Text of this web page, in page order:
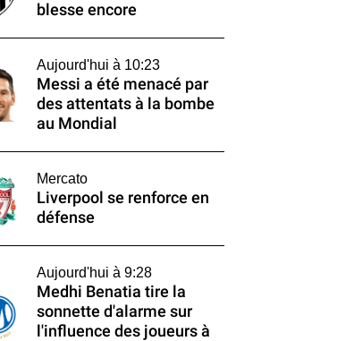
blesse encore
Aujourd'hui à 10:23
Messi a été menacé par
des attentats à la bombe
au Mondial
Mercato
Liverpool se renforce en
défense
Aujourd'hui à 9:28
Medhi Benatia tire la
sonnette d'alarme sur
l'influence des joueurs à